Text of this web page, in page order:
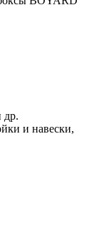
др.
и навески,